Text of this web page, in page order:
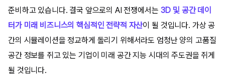
준비하고 있습니다. 결국 앞으로의 AI 전쟁에서는 3D 및 공간 데이
터가 미래 비즈니스의 핵심적인 전략적 자산이 될 것입니다. 가상 공
간의 시뮬레이션을 정교하게 돌리기 위해서라도 엄청난 양의 고품질
공간 정보를 쥐고 있는 기업이 미래 공간 지능 시대의 주도권을 쥐게
될 것입니다.